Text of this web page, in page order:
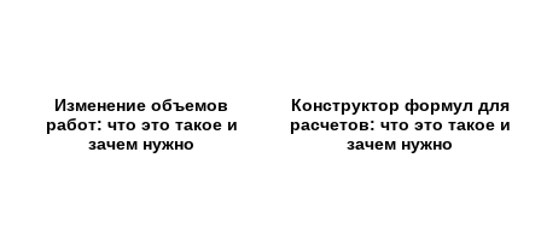
Изменение объемов
работ: что это такое и
зачем нужно
Конструктор формул для
расчетов: что это такое и
зачем нужно